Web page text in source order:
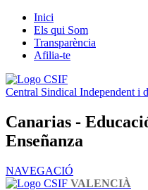
Inici
Els qui Som
Transparència
Afilia-te
Central Sindical Independent i
Canarias -
Enseñanza
NAVEGACIÓ
VALENCIÀ